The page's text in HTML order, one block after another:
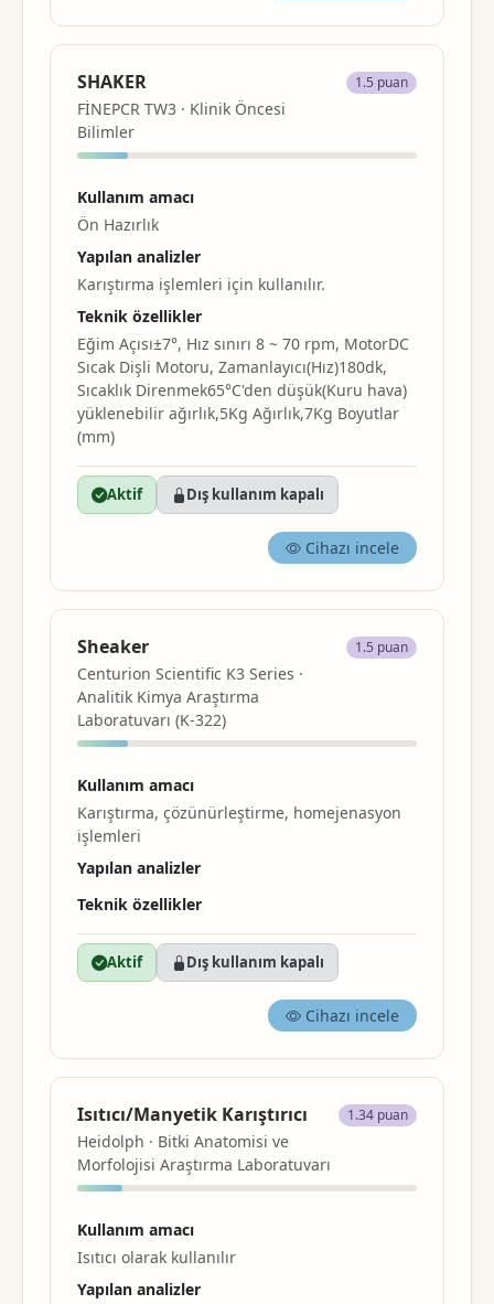
SHAKER
FİNEPCR TW3 · Klinik Öncesi
Bilimler
1.5 puan
Kullanım amacı
Ön Hazırlık
Yapılan analizler
Karıştırma işlemleri için kullanılır.
Teknik özellikler
Eğim Açısı±7°, Hız sınırı 8 ~ 70 rpm, MotorDC
Sıcak Dişli Motoru, Zamanlayıcı(Hız)180dk,
Sıcaklık Direnmek65°C'den düşük(Kuru hava)
yüklenebilir ağırlık,5Kg Ağırlık,7Kg Boyutlar
(mm)
Aktif Dış kullanım kapalı
Cihazı incele
Sheaker
Centurion Scientific K3 Series ·
Analitik Kimya Araştırma
Laboratuvarı (K-322)
1.5 puan
Kullanım amacı
Karıştırma, çözünürleştirme, homejenasyon
işlemleri
Yapılan analizler
Teknik özellikler
Aktif Dış kullanım kapalı
Cihazı incele
Isıtıcı/Manyetik Karıştırıcı
Heidolph · Bitki Anatomisi ve
Morfolojisi Araştırma Laboratuvarı
1.34 puan
Kullanım amacı
Isıtıcı olarak kullanılır
Yapılan analizler